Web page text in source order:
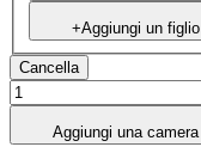
+Aggiungi un figlio
Cancella
Aggiungi una camera